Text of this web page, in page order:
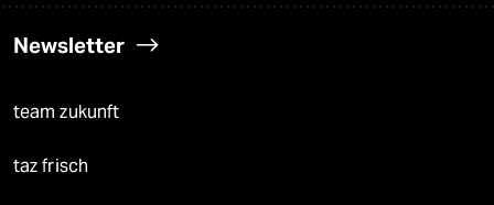
Newsletter
team zukunft
taz frisch